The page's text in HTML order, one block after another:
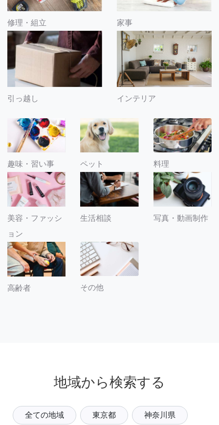
修理・組立 家事
引っ越し インテリア
趣味・習い事 ペット 料理
美容・ファッシ
ョン
生活相談 写真・動画制作
高齢者 その他
地域から検索する
全ての地域 東京都 神奈川県